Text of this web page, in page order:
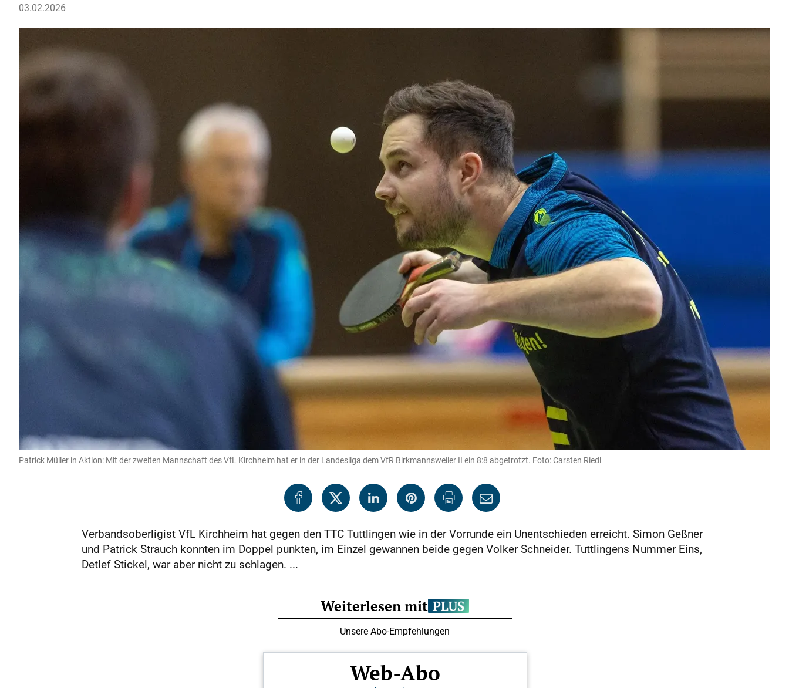
03.02.2026
Patrick Müller in Aktion: Mit der zweiten Mannschaft des VfL Kirchheim hat er in der Landesliga dem VfR Birkmannsweiler II ein 8:8 abgetrotzt. Foto: Carsten Riedl
Verbandsoberligist VfL Kirchheim hat gegen den TTC Tuttlingen wie in der Vorrunde ein Unentschieden erreicht. Simon Geßner
und Patrick Strauch konnten im Doppel punkten, im Einzel gewannen beide gegen Volker Schneider. Tuttlingens Nummer Eins,
Detlef Stickel, war aber nicht zu schlagen. ...